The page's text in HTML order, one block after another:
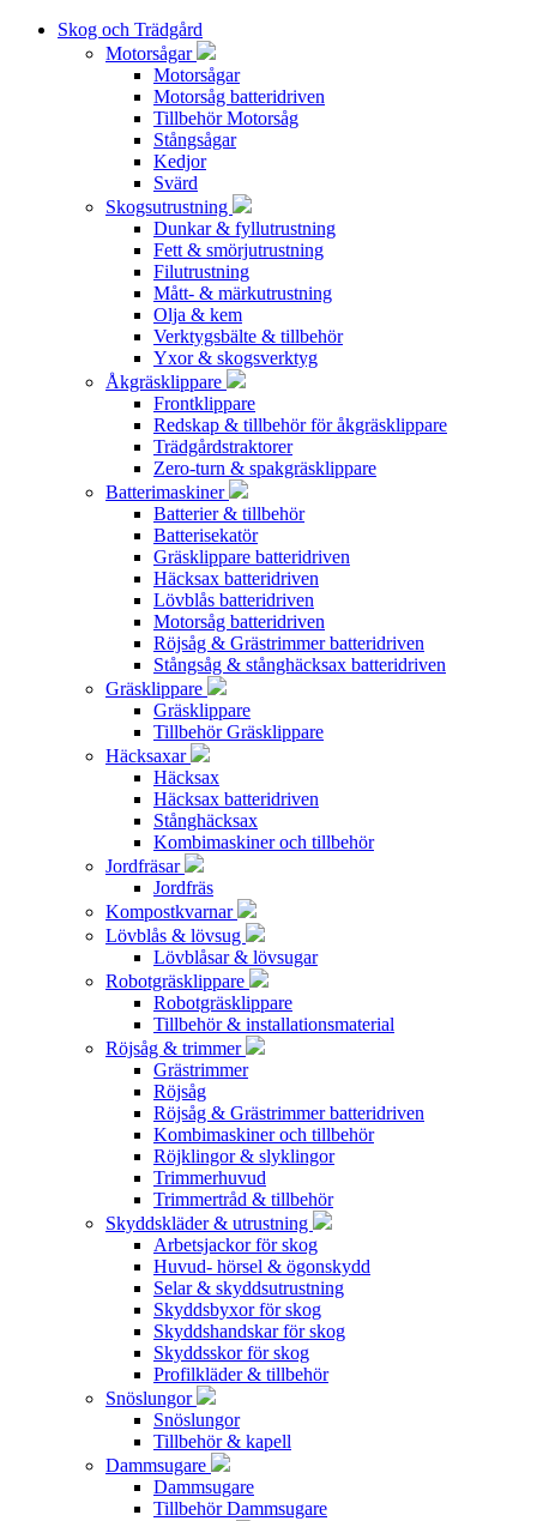
Skog och Trädgård
Motorsågar
Motorsågar
Motorsåg batteridriven
Tillbehör Motorsåg
Stångsågar
Kedjor
Svärd
Skogsutrustning
Dunkar & fyllutrustning
Fett & smörjutrustning
Filutrustning
Mått- & märkutrustning
Olja & kem
Verktygsbälte & tillbehör
Yxor & skogsverktyg
Åkgräsklippare
Frontklippare
Redskap & tillbehör för åkgräsklippare
Trädgårdstraktorer
Zero-turn & spakgräsklippare
Batterimaskiner
Batterier & tillbehör
Batterisekatör
Gräsklippare batteridriven
Häcksax batteridriven
Lövblås batteridriven
Motorsåg batteridriven
Röjsåg & Grästrimmer batteridriven
Stångsåg & stånghäcksax batteridriven
Gräsklippare
Gräsklippare
Tillbehör Gräsklippare
Häcksaxar
Häcksax
Häcksax batteridriven
Stånghäcksax
Kombimaskiner och tillbehör
Jordfräsar
Jordfräs
Kompostkvarnar
Lövblås & lövsug
Lövblåsar & lövsugar
Robotgräsklippare
Robotgräsklippare
Tillbehör & installationsmaterial
Röjsåg & trimmer
Grästrimmer
Röjsåg
Röjsåg & Grästrimmer batteridriven
Kombimaskiner och tillbehör
Röjklingor & slyklingor
Trimmerhuvud
Trimmertråd & tillbehör
Skyddskläder & utrustning
Arbetsjackor för skog
Huvud- hörsel & ögonskydd
Selar & skyddsutrustning
Skyddsbyxor för skog
Skyddshandskar för skog
Skyddsskor för skog
Profilkläder & tillbehör
Snöslungor
Snöslungor
Tillbehör & kapell
Dammsugare
Dammsugare
Tillbehör Dammsugare